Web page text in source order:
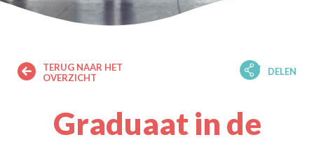
TERUG NAAR HET
OVERZICHT
DELEN
Graduaat in de